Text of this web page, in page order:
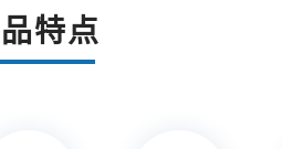
特点